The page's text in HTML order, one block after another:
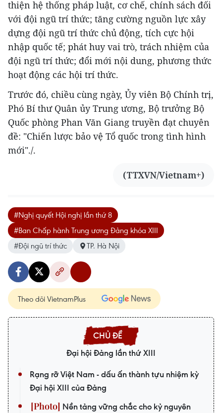
thiện hệ thống pháp luật, cơ chế, chính sách đối
với đội ngũ trí thức; tăng cường nguồn lực xây
dựng đội ngũ trí thức chủ động, tích cực hội
nhập quốc tế; phát huy vai trò, trách nhiệm của
đội ngũ trí thức; đổi mới nội dung, phương thức
hoạt động các hội trí thức.
Trước đó, chiều cùng ngày, Ủy viên Bộ Chính trị,
Phó Bí thư Quân ủy Trung ương, Bộ trưởng Bộ
Quốc phòng Phan Văn Giang truyền đạt chuyên
đề: "Chiến lược bảo vệ Tổ quốc trong tình hình
mới"./.
(TTXVN/Vietnam+)
#Nghị quyết Hội nghị lần thứ 8
#Ban Chấp hành Trung ương Đảng khóa XIII
#Đội ngũ trí thức
TP. Hà Nội
Theo dõi VietnamPlus
Đại hội Đảng lần thứ XIII
Rạng rỡ Việt Nam - dấu ấn thành tựu nhiệm kỳ
Đại hội XIII của Đảng
Nền tảng vững chắc cho kỷ nguyên